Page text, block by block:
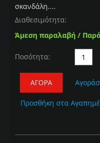
σκανδάλη....
Διαθεσιμότητα:
Άμεση παραλαβή /
Ποσότητα:
ΑΓΟΡΆ
Προσθήκη στα